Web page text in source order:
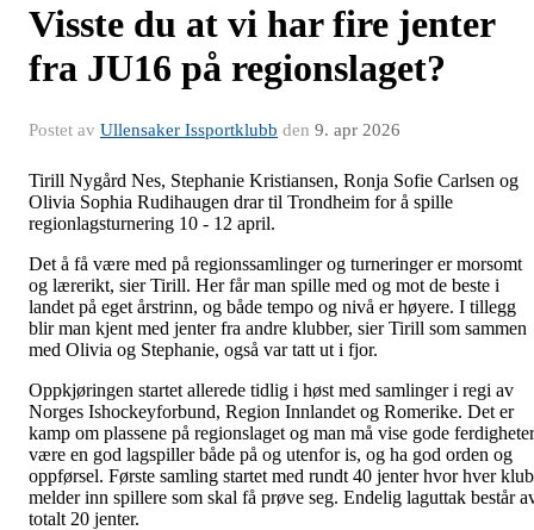
Visste du at vi har fire jenter
fra JU16 på regionslaget?
Postet av Ullensaker Issportklubb den 9. apr 2026
Tirill Nygård Nes, Stephanie Kristiansen, Ronja Sofie Carlsen og
Olivia Sophia Rudihaugen drar til Trondheim for å spille
regionlagsturnering 10 - 12 april.
Det å få være med på regionssamlinger og turneringer er morsomt
og lærerikt, sier Tirill. Her får man spille med og mot de beste i
landet på eget årstrinn, og både tempo og nivå er høyere. I tillegg
blir man kjent med jenter fra andre klubber, sier Tirill som sammen
med Olivia og Stephanie, også var tatt ut i fjor.
Oppkjøringen startet allerede tidlig i høst med samlinger i regi av
Norges Ishockeyforbund, Region Innlandet og Romerike. Det er
kamp om plassene på regionslaget og man må vise gode
være en god lagspiller både på og utenfor is, og ha god orden og
oppførsel. Første samling startet med rundt 40 jenter hvor hver
melder inn spillere som skal få prøve seg. Endelig laguttak består
totalt 20 jenter.